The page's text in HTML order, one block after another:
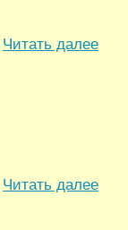
Читать далее
Читать далее